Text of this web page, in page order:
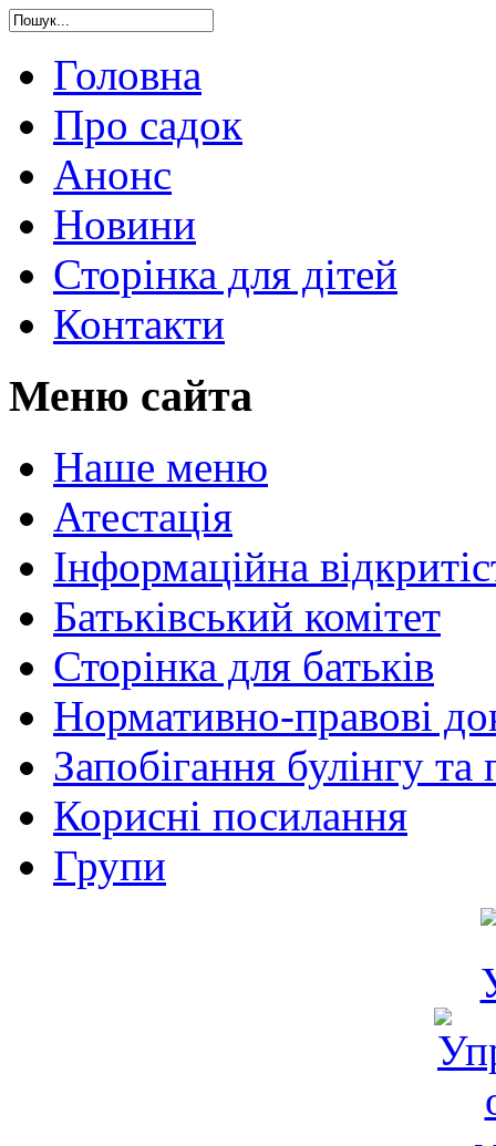
Головна
Про садок
Анонс
Новини
Сторінка для дітей
Контакти
Меню сайта
Наше меню
Атестація
Інформаційна
Батьківський комітет
Сторінка для батьків
Нормативно-правові
Запобігання булінгу та
Корисні посилання
Групи